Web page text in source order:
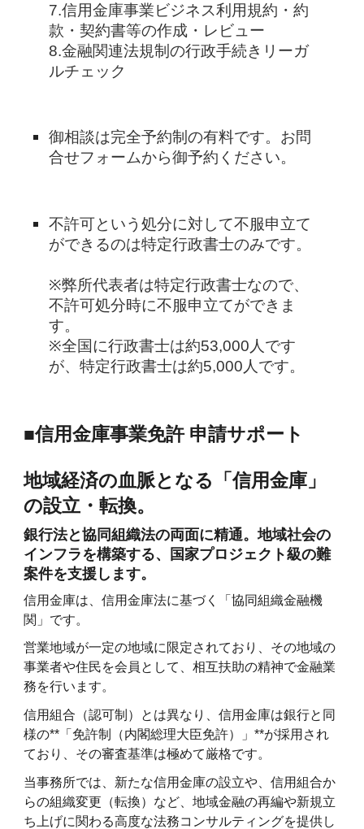
7.信用金庫事業ビジネス利用規約・約
款・契約書等の作成・レビュー
8.金融関連法規制の行政手続きリーガ
ルチェック
御相談は完全予約制の有料です。お問
合せフォームから御予約ください。
不許可という処分に対して不服申立て
ができるのは特定行政書士のみです。
※弊所代表者は特定行政書士なので、
不許可処分時に不服申立てができま
す。
※全国に行政書士は約53,000人です
が、特定行政書士は約5,000人です。
■信用金庫事業免許 申請サポート
地域経済の血脈となる「信用金庫」
の設立・転換。
銀行法と協同組織法の両面に精通。地域社会の
インフラを構築する、国家プロジェクト級の難
案件を支援します。
信用金庫は、信用金庫法に基づく「協同組織金融機
関」です。
営業地域が一定の地域に限定されており、その地域の
事業者や住民を会員として、相互扶助の精神で金融業
務を行います。
信用組合（認可制）とは異なり、信用金庫は銀行と同
様の**「免許制（内閣総理大臣免許）」**が採用され
ており、その審査基準は極めて厳格です。
当事務所では、新たな信用金庫の設立や、信用組合か
らの組織変更（転換）など、地域金融の再編や新規立
ち上げに関わる高度な法務コンサルティングを提供し